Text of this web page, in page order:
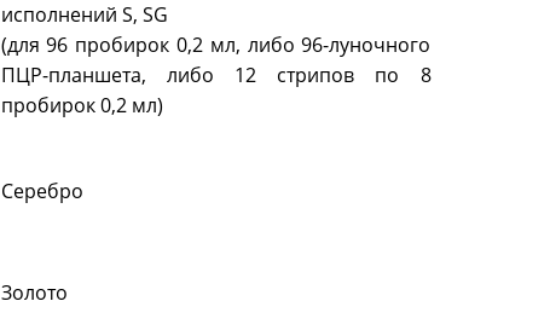
исполнений S, SG
(для 96 пробирок 0,2 мл, либо 96-луночного
ПЦР-планшета, либо 12 стрипов по 8
пробирок 0,2 мл)
Серебро
Золото